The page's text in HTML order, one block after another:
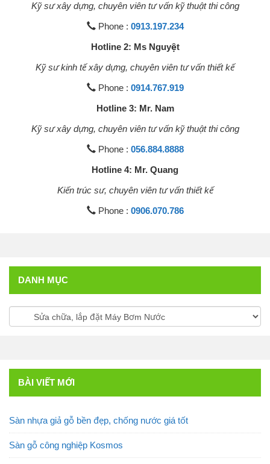
Kỹ sư xây dựng, chuyên viên tư vấn kỹ thuật thi công
Phone : 0913.197.234
Hotline 2: Ms Nguyệt
Kỹ sư kinh tế xây dựng, chuyên viên tư vấn thiết kế
Phone : 0914.767.919
Hotline 3: Mr. Nam
Kỹ sư xây dựng, chuyên viên tư vấn kỹ thuật thi công
Phone : 056.884.8888
Hotline 4: Mr. Quang
Kiến trúc sư, chuyên viên tư vấn thiết kế
Phone : 0906.070.786
DANH MỤC
BÀI VIẾT MỚI
Sàn nhựa giả gỗ bền đẹp, chống nước giá tốt
Sàn gỗ công nghiệp Kosmos